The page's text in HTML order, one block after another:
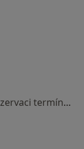
Tento specialista nenabízí online rezervaci termínu na této adrese.